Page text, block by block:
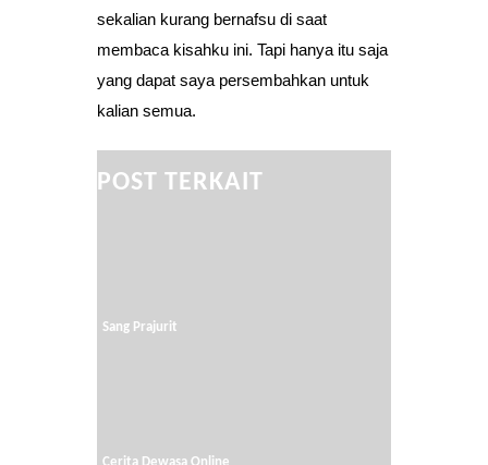
sekalian kurang bernafsu di saat
membaca kisahku ini. Tapi hanya itu saja
yang dapat saya persembahkan untuk
kalian semua.
POST TERKAIT
Sang Prajurit